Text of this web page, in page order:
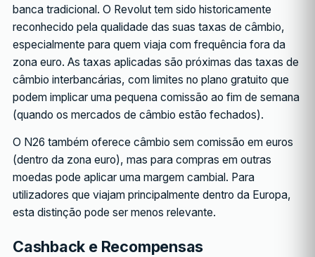
banca tradicional. O Revolut tem sido historicamente
reconhecido pela qualidade das suas taxas de câmbio,
especialmente para quem viaja com frequência fora da
zona euro. As taxas aplicadas são próximas das taxas de
câmbio interbancárias, com limites no plano gratuito que
podem implicar uma pequena comissão ao fim de semana
(quando os mercados de câmbio estão fechados).
O N26 também oferece câmbio sem comissão em euros
(dentro da zona euro), mas para compras em outras
moedas pode aplicar uma margem cambial. Para
utilizadores que viajam principalmente dentro da Europa,
esta distinção pode ser menos relevante.
Cashback e Recompensas